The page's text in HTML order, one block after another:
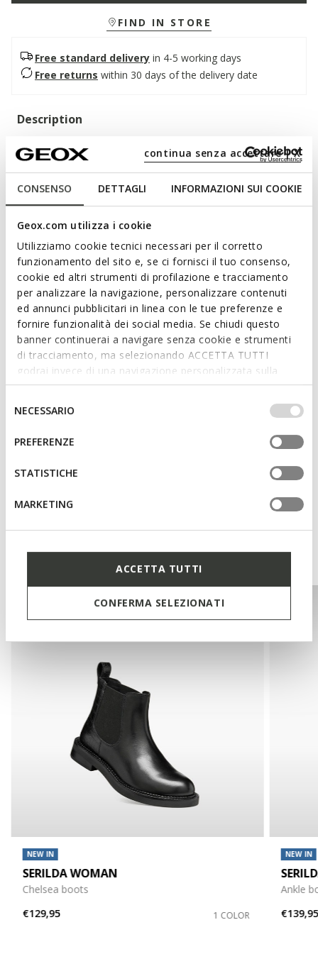
CONSENSO DETTAGLI INFORMAZIONI SUI COOKIE
Geox.com utilizza i cookie
Utilizziamo cookie tecnici necessari per il corretto
funzionamento del sito e, se ci fornisci il tuo consenso,
cookie ed altri strumenti di profilazione e tracciamento
per analizzare la navigazione, personalizzare contenuti
ed annunci pubblicitari in linea con le tue preferenze e
fornire funzionalità dei social media. Se chiudi questo
banner continuerai a navigare senza cookie e strumenti
di tracciamento, ma selezionando ACCETTA TUTTI
godrai invece di una navigazione personalizzata sulla
base dei tuoi gusti ed interessi. Selezionando
IMPOSTAZIONI potrai anche scegliere quali cookies ed
altri strumenti di tracciamento autorizzare. Per maggiori
informazioni o per modificare in qualsiasi momento le
tue impostazioni, visita la nostra
consenso
NECESSARIO
PREFERENZE
STATISTICHE
MARKETING
ACCETTA TUTTI
CONFERMA SELEZIONATI
continua senza accettare | X
FIND IN STORE
Free standard delivery in 4-5 working days
Free returns within 30 days of the delivery date
Description
Women’s biker-style ankle boot with a contemporary, urban
style. Crafted from soft leather, it features a black upper
embellished with a tone-on-tone strap and metal buckle.
Breathable and comfortable, Iridea adds a bold touch to
everyday looks.
ITEM CODE:D66HRB00043C9999
Features
Quick and easy to put on
Heel height: 4,5 cm / 1,8"
Zip fastening
The height of the boot shaft is 15 cm / 5.91" as
measured on a size 37 EU
Materials
Technologies
You may also like
NEW IN
SERILDA WOMAN
Chelsea boots
€129,95
1 COLOR
NEW IN
Ankle
€139,95